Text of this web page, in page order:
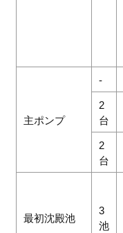
主ポンプ
-
2
台
2
台
最初沈殿池
3
池